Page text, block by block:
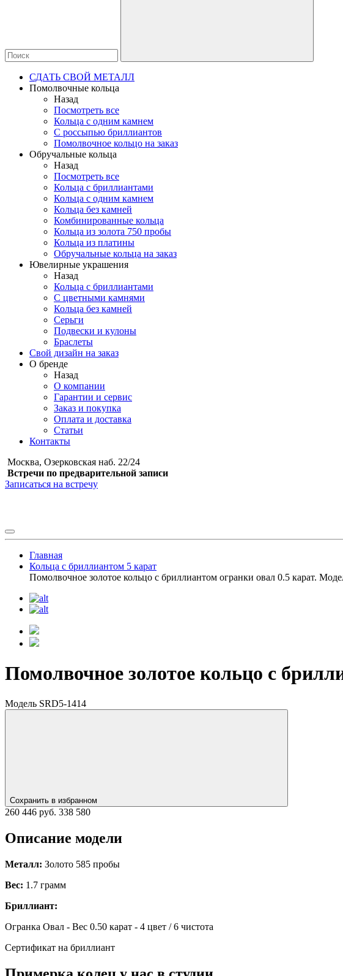
СДАТЬ СВОЙ МЕТАЛЛ
Помолвочные кольца
Назад
Посмотреть все
Кольца с одним камнем
С россыпью бриллиантов
Помолвочное кольцо на заказ
Обручальные кольца
Назад
Посмотреть все
Кольца с бриллиантами
Кольца с одним камнем
Кольца без камней
Комбинированные кольца
Кольца из золота 750 пробы
Кольца из платины
Обручальные кольца на заказ
Ювелирные украшения
Назад
Кольца с бриллиантами
С цветными камнями
Кольца без камней
Серьги
Подвески и кулоны
Браслеты
Свой дизайн на заказ
О бренде
Назад
О компании
Гарантии и сервис
Заказ и покупка
Оплата и доставка
Статьи
Контакты
Москва, Озерковская наб. 22/24
Встречи по предварительной записи
Записаться на встречу
Главная
Кольца с бриллиантом 5 карат
Помолвочное золотое кольцо с бриллиантом огранки овал 0.5 карат.
Помолвочное золотое кольцо с
Модель SRD5-1414
Сохранить в избранном
260 446 руб. 338 580
Описание модели
Металл: Золото 585 пробы
Вес: 1.7 грамм
Бриллиант:
Огранка Овал - Вес 0.50 карат - 4 цвет / 6 чистота
Сертификат на бриллиант